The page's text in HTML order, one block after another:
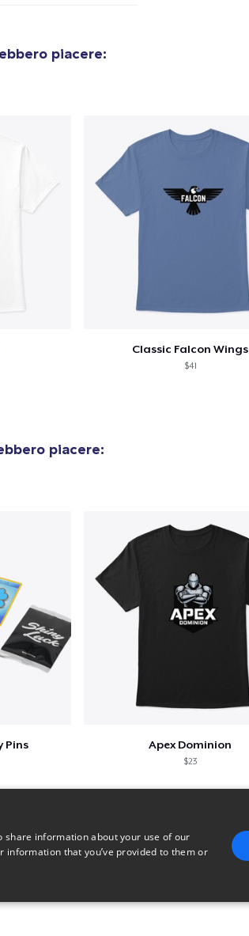
piacere:
Classic Falcon Wings
$41
piacere:
Pins Apex Dominion
$23
share information about your use of our
that you’ve provided to them or